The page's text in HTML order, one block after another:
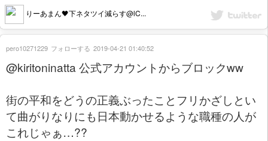
りーあまん🖤下ネタツイ減らす@lC...
@kiritoninatta 公式アカウントからブロックww
街の平和をどうの正義ぶったことフリかざしとい
て曲がりなりにも日本動かせるような職種の人が
これじゃぁ…??
pero10271229 フォローする 2019-04-21 01:40:52